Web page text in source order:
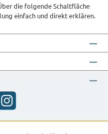
die folgende Schaltfläche
einfach und direkt erklären.